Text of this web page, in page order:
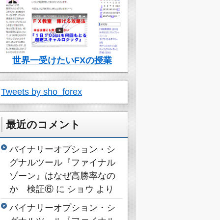
世界一受けたいFXの授業
Tweets by sho_forex
最近のコメント
バイナリーオプション・シ
グナルツール『ファイナル
ゾーン』はなぜ高勝率なの
か 検証⑥ に ショウ より
バイナリーオプション・シ